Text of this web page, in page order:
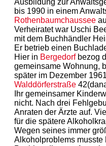
bis 1990 in einem
Rothenbaumchaussee
Verheiratet war Uschi
mit dem Buchhändler
Er betrieb einen
Hier in Bergedorfbezog
gemeinsame Wohnung,
später im Dezember
Walddörferstraße
Ihr gemeinsamer
nicht. Nach drei
Anraten der Ärzte auf.
für die spätere
Wegen seines immer
Alkoholproblems